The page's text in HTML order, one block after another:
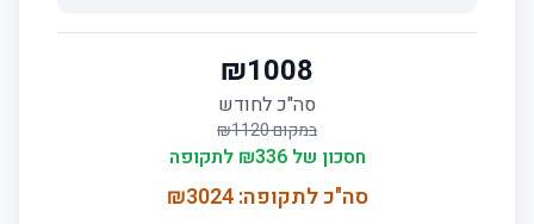
₪1008
סה"כ לחודש
במקום ₪1120
חסכון של ₪336 לתקופה
סה"כ לתקופה: ₪3024